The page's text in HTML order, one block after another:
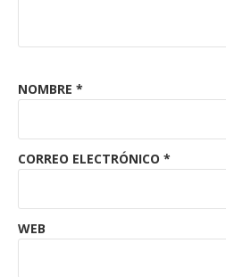
NOMBRE *
CORREO ELECTRÓNICO *
WEB